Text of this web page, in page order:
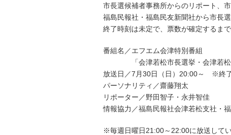
市長選候補者事務所からのリポート、
福島民報社・福島民友新聞社から市長
終了時刻は未定で、票数が確定するま
番組名／エフエム会津特別番組
「会津若松市長選挙・会津若松
放送日／7月30日（日）20:00～ ※終
パーソナリティ／齋藤翔太
リポーター／野田智子・永井智佳
情報協力／福島民報社会津若松支社・
※毎週日曜日21:00～22:00に放送して